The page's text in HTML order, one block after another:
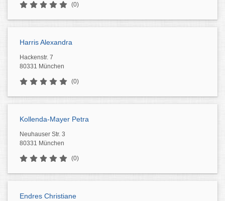
(0)
Harris Alexandra
Hackenstr. 7
80331 München
(0)
Kollenda-Mayer Petra
Neuhauser Str. 3
80331 München
(0)
Endres Christiane